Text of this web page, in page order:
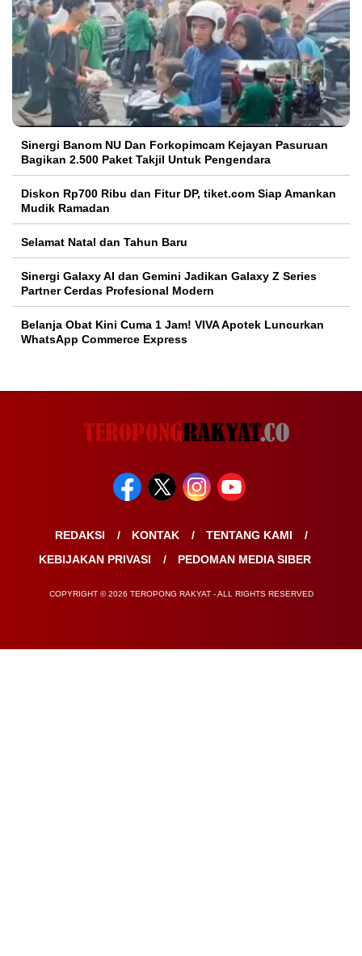
Sinergi Banom NU Dan Forkopimcam Kejayan Pasuruan
Bagikan 2.500 Paket Takjil Untuk Pengendara
Diskon Rp700 Ribu dan Fitur DP, tiket.com Siap Amankan
Mudik Ramadan
Selamat Natal dan Tahun Baru
Sinergi Galaxy AI dan Gemini Jadikan Galaxy Z Series
Partner Cerdas Profesional Modern
Belanja Obat Kini Cuma 1 Jam! VIVA Apotek Luncurkan
WhatsApp Commerce Express
REDAKSI KONTAK
TENTANG KAMI
KEBIJAKAN PRIVASI
PEDOMAN MEDIA SIBER
COPYRIGHT © 2026 TEROPONG RAKYAT - ALL RIGHTS RESERVED